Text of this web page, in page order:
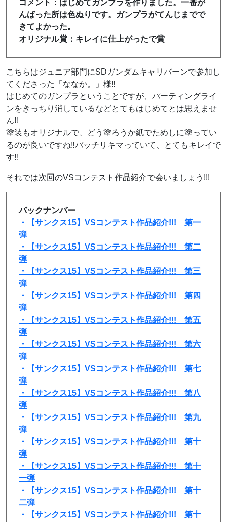
コメント：はじめてガンプラを作りました。一番が
んばった所は色ぬりです。ガンプラがてんじまでで
きてよかった。
オリジナル賞：キレイに仕上がったで賞
こちらはジュニア部門にSDガンダムキャリバーンで参加し
てくださった「ななか。」様‼
はじめてのガンプラということですが、パーティングライ
ンをきっちり消しているなどとてもはじめてとは思えませ
ん‼
塗装もオリジナルで、どう塗ろうか紙でためしに塗ってい
るのが良いですね‼バッチリキマっていて、とてもキレイで
す‼
それでは次回のVSコンテスト作品紹介で会いましょう!!!
バックナンバー
・【サンクス15】VSコンテスト作品紹介!!! 第一
弾
・【サンクス15】VSコンテスト作品紹介!!! 第二
弾
・【サンクス15】VSコンテスト作品紹介!!! 第三
弾
・【サンクス15】VSコンテスト作品紹介!!! 第四
弾
・【サンクス15】VSコンテスト作品紹介!!! 第五
弾
・【サンクス15】VSコンテスト作品紹介!!! 第六
弾
・【サンクス15】VSコンテスト作品紹介!!! 第七
弾
・【サンクス15】VSコンテスト作品紹介!!! 第八
弾
・【サンクス15】VSコンテスト作品紹介!!! 第九
弾
・【サンクス15】VSコンテスト作品紹介!!! 第十
弾
・【サンクス15】VSコンテスト作品紹介!!! 第十
一弾
・【サンクス15】VSコンテスト作品紹介!!! 第十
二弾
・【サンクス15】VSコンテスト作品紹介!!! 第十